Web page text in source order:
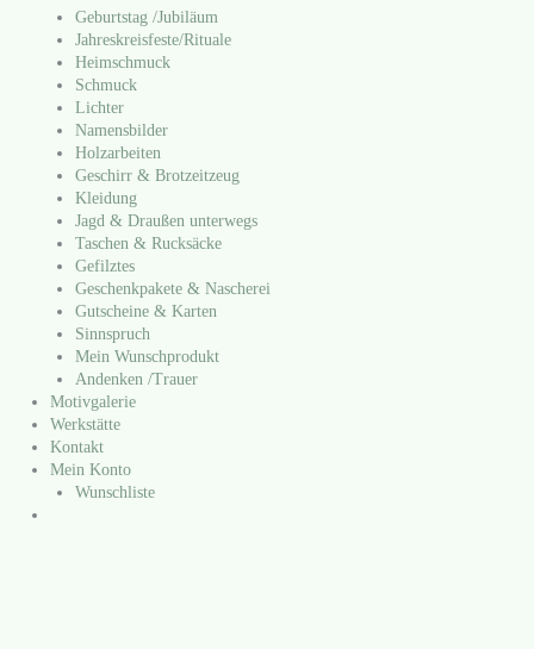
Geburtstag /​Jubiläum
Jahreskreisfeste/​Rituale
Heimschmuck
Schmuck
Lichter
Namensbilder
Holzarbeiten
Geschirr & Brotzeitzeug
Kleidung
Jagd & Draußen unterwegs
Taschen & Rucksäcke
Gefilztes
Geschenkpakete & Nascherei
Gutscheine & Karten
Sinnspruch
Mein Wunschprodukt
Andenken /​Trauer
Motivgalerie
Werkstätte
Kontakt
Mein Konto
Wunschliste